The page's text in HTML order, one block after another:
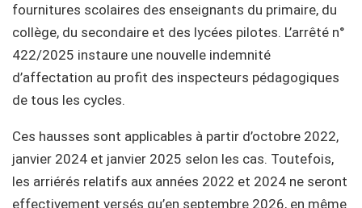
fournitures scolaires des enseignants du primaire, du
collège, du secondaire et des lycées pilotes. L’arrêté n°
422/2025 instaure une nouvelle indemnité
d’affectation au profit des inspecteurs pédagogiques
de tous les cycles.
Ces hausses sont applicables à partir d’octobre 2022,
janvier 2024 et janvier 2025 selon les cas. Toutefois,
les arriérés relatifs aux années 2022 et 2024 ne seront
effectivement versés qu’en septembre 2026, en même